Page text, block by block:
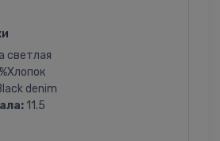
светлая
denim
11.5